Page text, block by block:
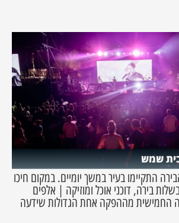
שמש
התקיימו בעיר במשך יומיים. במקום חיכו
בירה, דוכני אוכל ומוזיקה | אלפים
החמישית מההפקה אחת הגדולות שידעה